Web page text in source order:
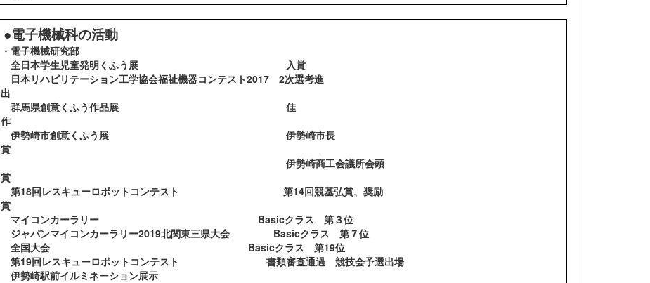
●電子機械科の活動
・電子機械研究部
全日本学生児童発明くふう展 入賞
日本リハビリテーション工学協会福祉機器コンテスト2017 2次選考進
出
群馬県創意くふう作品展 佳
作
伊勢崎市創意くふう展 伊勢崎市長
賞
伊勢崎商工会議所会頭
賞
第18回レスキューロボットコンテスト 第14回競基弘賞、奨励
賞
マイコンカーラリー Basicクラス 第３位
ジャパンマイコンカーラリー2019北関東三県大会 Basicクラス 第７位
全国大会 Basicクラス 第19位
第19回レスキューロボットコンテスト 書類審査通過 競技会予選出場
伊勢崎駅前イルミネーション展示